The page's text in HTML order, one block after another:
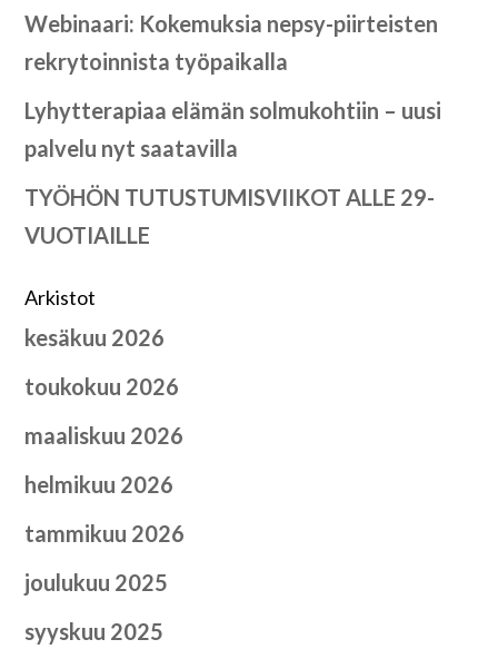
Webinaari: Kokemuksia nepsy-piirteisten
rekrytoinnista työpaikalla
Lyhytterapiaa elämän solmukohtiin – uusi
palvelu nyt saatavilla
TYÖHÖN TUTUSTUMISVIIKOT ALLE 29-
VUOTIAILLE
Arkistot
kesäkuu 2026
toukokuu 2026
maaliskuu 2026
helmikuu 2026
tammikuu 2026
joulukuu 2025
syyskuu 2025